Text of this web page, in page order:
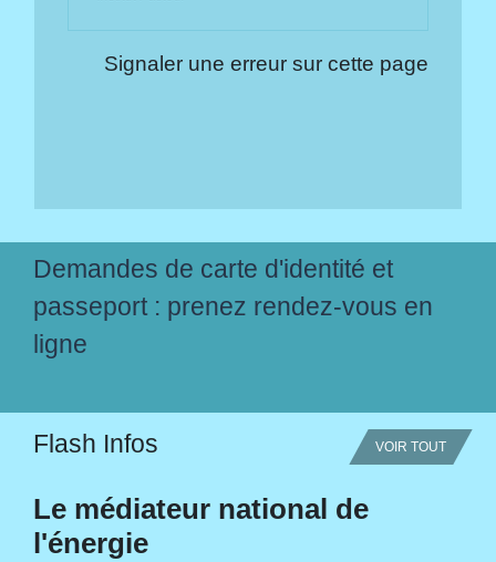
Signaler une erreur sur cette page
Demandes de carte d'identité et
passeport : prenez rendez-vous en
ligne
Flash Infos VOIR TOUT
Le médiateur national de
l'énergie